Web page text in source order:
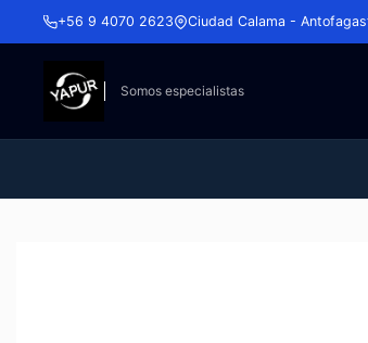
+56 9 4070 2623 Ciudad Calama -
Somos especialistas